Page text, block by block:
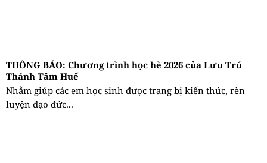
THÔNG BÁO: Chương trình học hè 2026 của Lưu Trú
Thánh Tâm Huế
Nhằm giúp các em học sinh được trang bị kiến thức, rèn
luyện đạo đức...